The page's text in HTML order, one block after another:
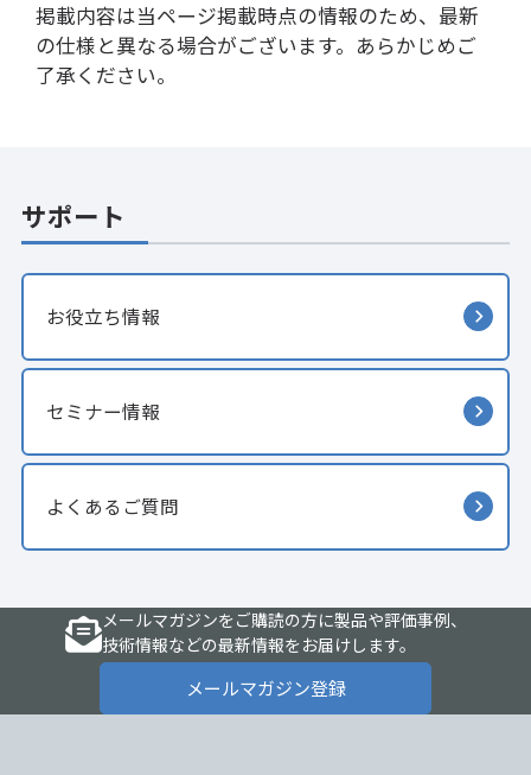
掲載内容は当ページ掲載時点の情報のため、最新
の仕様と異なる場合がございます。あらかじめご
了承ください。
サポート
お役立ち情報
セミナー情報
よくあるご質問
メールマガジンをご購読の方に製品や評価事例、
技術情報などの最新情報をお届けします。
メールマガジン登録